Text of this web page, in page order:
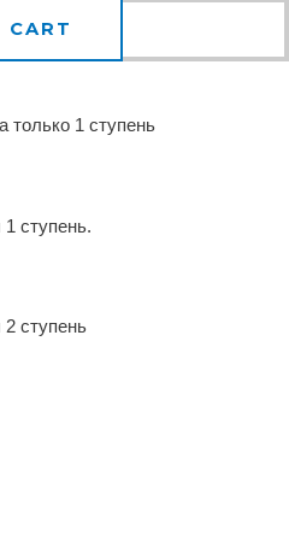
CART
только 1 ступень
ступень.
ступень